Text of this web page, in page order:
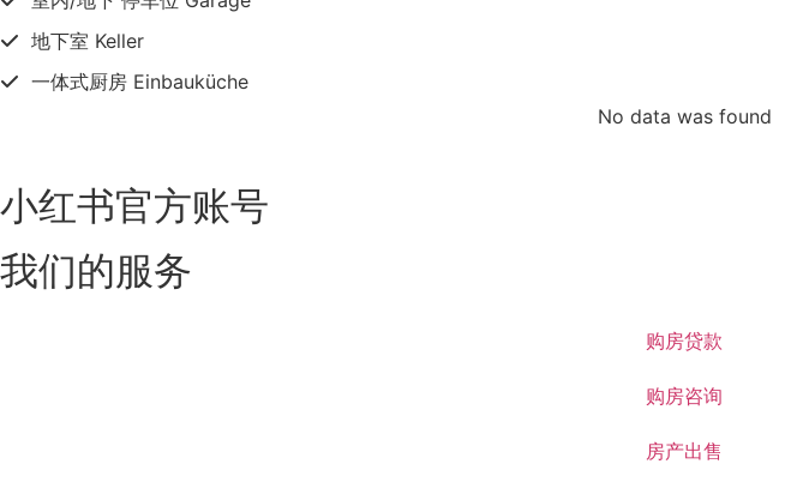
地下室 Keller
一体式厨房 Einbauküche
No data was found
小红书官方账号
我们的服务
购房贷款
购房咨询
房产出售